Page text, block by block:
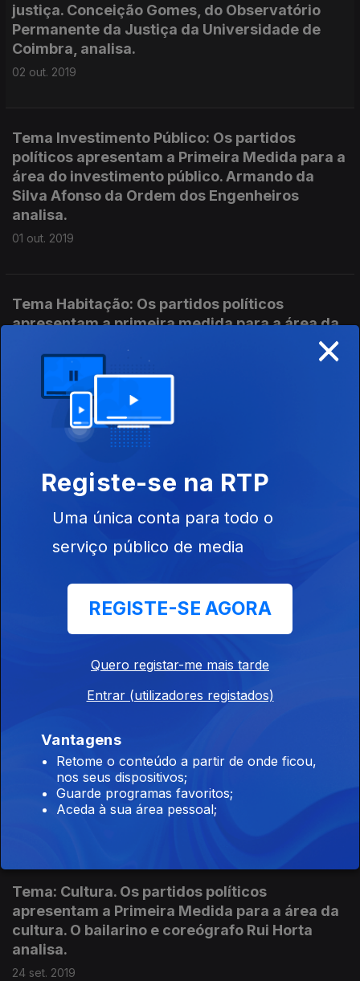
justiça. Conceição Gomes, do Observatório
Permanente da Justiça da Universidade de
Coimbra, analisa.
02 out. 2019
Tema Investimento Público: Os partidos
políticos apresentam a Primeira Medida para a
área do investimento público. Armando da
Silva Afonso da Ordem dos Engenheiros
analisa.
01 out. 2019
Tema Habitação: Os partidos políticos
apresentam a primeira medida para a área da
habitação. O Geógrafo e investigador Jorge
Malheiros analisa.
30 set. 2019
Tema Emprego e Pensões: Os partidos
políticos apresentam a primeira medida para a
área do emprego e pensões. O professor
Amílcar Moreira, do Instituto de Ciências
Sociais da Universidade de Lisboa, analisa.
27 set. 2019
Tema: Educação. Os partidos políticos
apresentam a Primeira Medida para a área da
Conselho das Escolas, analisa.
Tema: Economia. Os partidos políticos
apresentam a Primeira Medida para a área da
economia. O professor José Reis analisa.
Tema: Cultura. Os partidos políticos
apresentam a Primeira Medida para a área da
cultura. O bailarino e coreógrafo Rui Horta
analisa.
24 set. 2019
×
Registe-se na RTP
Uma única conta para todo o
serviço público de media
REGISTE-SE AGORA
Quero registar-me mais tarde
Entrar (utilizadores registados)
Vantagens
Retome o conteúdo a partir de onde ficou,
nos seus dispositivos;
Guarde programas favoritos;
Aceda à sua área pessoal;